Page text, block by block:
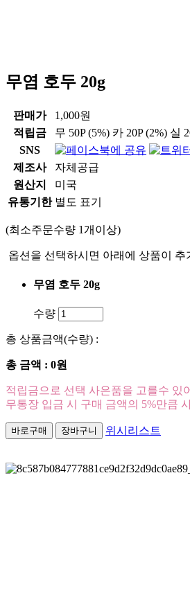
무염 호두 20g
판매가
1,000원
적립금
무 50P(5%) 카 20P(2%) 실
SNS
제조사
자체공급
원산지
미국
유통기한 별도 표기
(최소주문수량 1개이상)
옵션을 선택하시면 아래에 상품이 추
무염 호두 20g
수량
총 상품금액(수량) :
총 금액 : 0원
적립금으로 선택 사은품을 고를수 있
무통장 입금 시 구매 금액의 5%만큼
위시리스트